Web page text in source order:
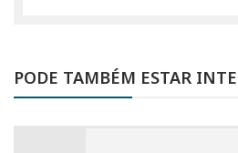
PODE TAMBÉM ESTAR